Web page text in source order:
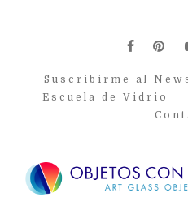
Suscribirme al
Escuela de Vidrio